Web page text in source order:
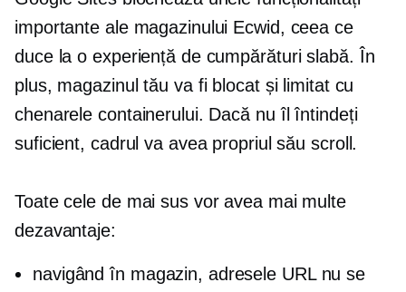
importante ale magazinului Ecwid, ceea ce
duce la o experiență de cumpărături slabă. În
plus, magazinul tău va fi blocat și limitat cu
chenarele containerului. Dacă nu îl întindeți
suficient, cadrul va avea propriul său scroll.
Toate cele de mai sus vor avea mai multe
dezavantaje:
navigând în magazin, adresele URL nu se